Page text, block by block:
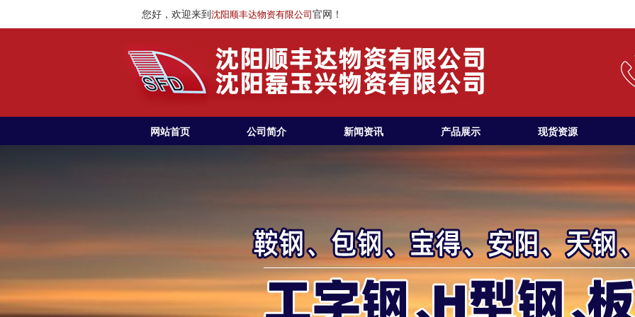
您好，欢迎来到沈阳顺丰达物资有限公司官网！
网站首页 公司简介 新闻资讯 产品展示 现货资源